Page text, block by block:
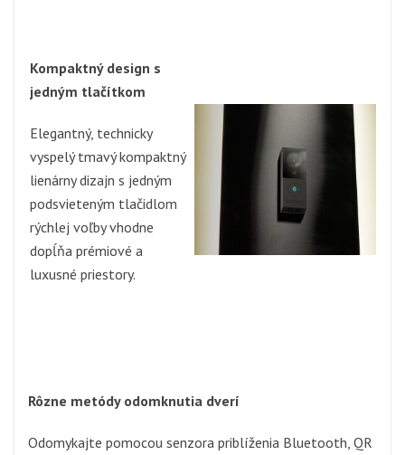
Kompaktný design s
jedným tlačítkom
Elegantný, technicky
vyspelý tmavý kompaktný
lienárny dizajn s jedným
podsvieteným tlačidlom
rýchlej voľby vhodne
dopĺňa prémiové a
luxusné priestory.
Rôzne metódy odomknutia dverí
Odomykajte pomocou senzora priblíženia Bluetooth, QR